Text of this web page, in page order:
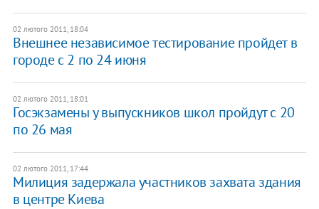
02 лютого 2011, 18:04
Внешнее независимое тестирование пройдет в
городе с 2 по 24 июня
02 лютого 2011, 18:01
Госэкзамены у выпускников школ пройдут с 20
по 26 мая
02 лютого 2011, 17:44
Милиция задержала участников захвата здания
в центре Киева